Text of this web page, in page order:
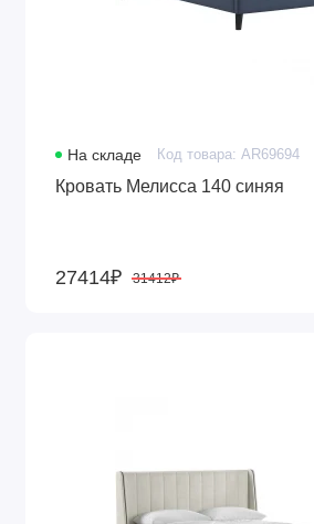
На складе Код товара: AR69694
Кровать Мелисса 140 синяя
27414₽ 31412₽